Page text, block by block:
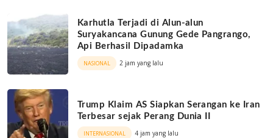
Karhutla Terjadi di Alun-alun
Suryakancana Gunung Gede Pangrango,
Api Berhasil Dipadamka
NASIONAL 2 jam yang lalu
Trump Klaim AS Siapkan Serangan ke Iran
Terbesar sejak Perang Dunia II
INTERNASIONAL 4 jam yang lalu